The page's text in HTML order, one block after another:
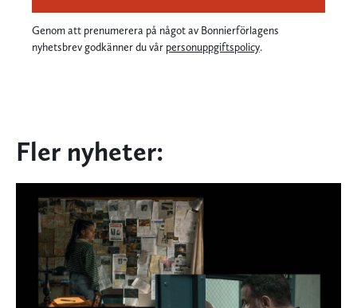
Genom att prenumerera på något av Bonnierförlagens
nyhetsbrev godkänner du vår personuppgiftspolicy.
Fler nyheter: